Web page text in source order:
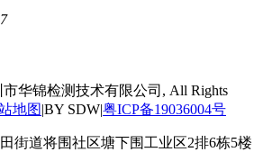
市华锦检测技术有限公司, All Rights
地图|BY SDW|粤ICP备19036004号
街道将围社区塘下围工业区2排6栋5楼